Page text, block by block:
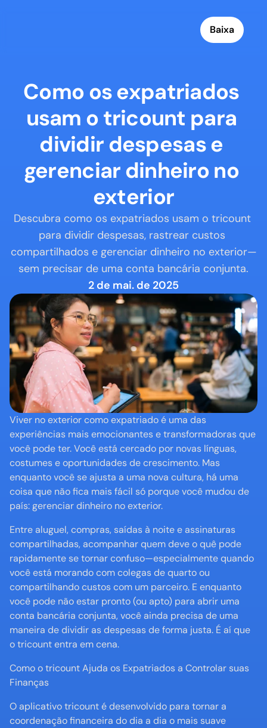
Baixa
Como os expatriados
usam o tricount para
dividir despesas e
gerenciar dinheiro no
exterior
Descubra como os expatriados usam o tricount
para dividir despesas, rastrear custos
compartilhados e gerenciar dinheiro no exterior—
sem precisar de uma conta bancária conjunta.
2 de mai. de 2025
Viver no exterior como expatriado é uma das
experiências mais emocionantes e transformadoras que
você pode ter. Você está cercado por novas línguas,
costumes e oportunidades de crescimento. Mas
enquanto você se ajusta a uma nova cultura, há uma
coisa que não fica mais fácil só porque você mudou de
país: gerenciar dinheiro no exterior.
Entre aluguel, compras, saídas à noite e assinaturas
compartilhadas, acompanhar quem deve o quê pode
rapidamente se tornar confuso—especialmente quando
você está morando com colegas de quarto ou
compartilhando custos com um parceiro. E enquanto
você pode não estar pronto (ou apto) para abrir uma
conta bancária conjunta, você ainda precisa de uma
maneira de dividir as despesas de forma justa. É aí que
o tricount entra em cena.
Como o tricount Ajuda os Expatriados a Controlar suas
Finanças
O aplicativo tricount é desenvolvido para tornar a
coordenação financeira do dia a dia o mais suave